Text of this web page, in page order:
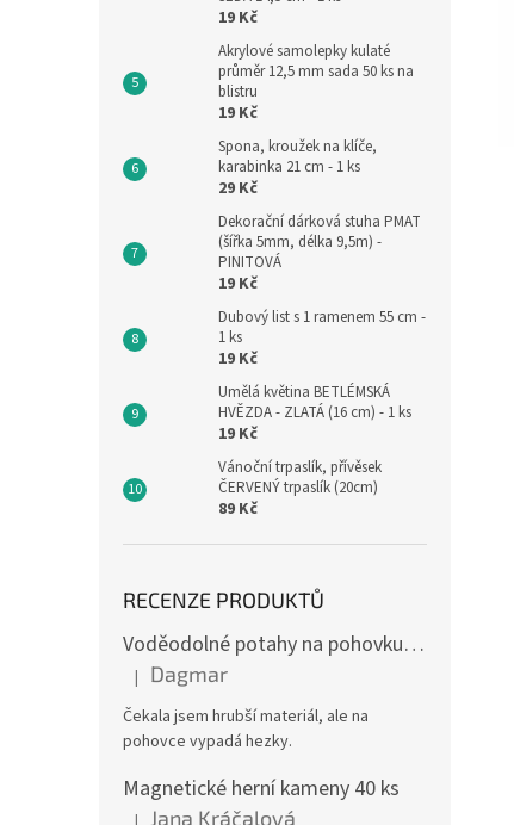
19 Kč
Akrylové samolepky kulaté
průměr 12,5 mm sada 50 ks na
blistru
19 Kč
Spona, kroužek na klíče,
karabinka 21 cm - 1 ks
29 Kč
Dekorační dárková stuha PMAT
(šířka 5mm, délka 9,5m) -
PINITOVÁ
19 Kč
Dubový list s 1 ramenem 55 cm -
1 ks
19 Kč
Umělá květina BETLÉMSKÁ
HVĚZDA - ZLATÁ (16 cm) - 1 ks
19 Kč
Vánoční trpaslík, přívěsek
ČERVENÝ trpaslík (20cm)
89 Kč
RECENZE PRODUKTŮ
Voděodolné potahy na pohovku se vzorem
Hodnocení produktu je 4 z 5 hvězdiček.
| Dagmar
Čekala jsem hrubší materiál, ale na
pohovce vypadá hezky.
Magnetické herní kameny 40 ks
Jana Kráčalová